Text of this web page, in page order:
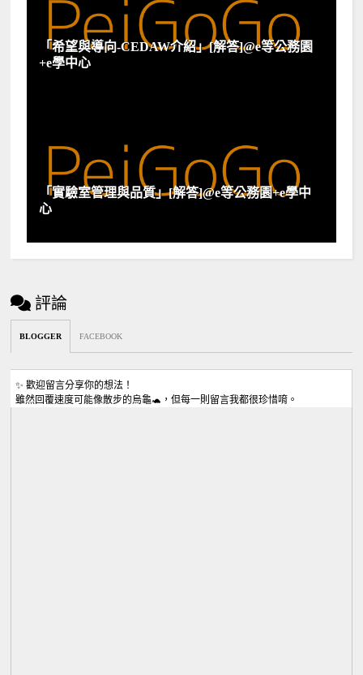
「希望與導向-CEDAW介紹」[解答]@e等公務園
+e學中心
「實驗室管理與品質」[解答]@e等公務園+e學中
心
評論
BLOGGER FACEBOOK
✨ 歡迎留言分享你的想法！
雖然回覆速度可能像散步的烏龜🐢，但每一則留言我都很珍惜唷。